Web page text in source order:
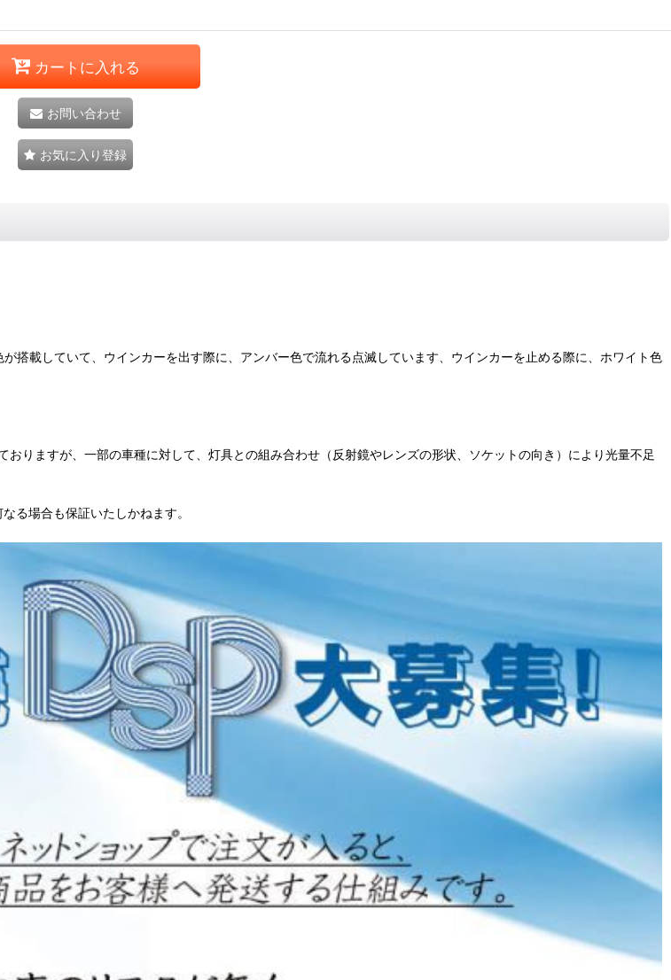
カートに入れる
お問い合わせ
お気に入り登録
搭載していて、ウインカーを出す際に、アンバー色で流れる点滅しています、ウインカーを止める際に、ホワイト色
りますが、一部の車種に対して、灯具との組み合わせ（反射鏡やレンズの形状、ソケットの向き）により光量不足
る場合も保証いたしかねます。